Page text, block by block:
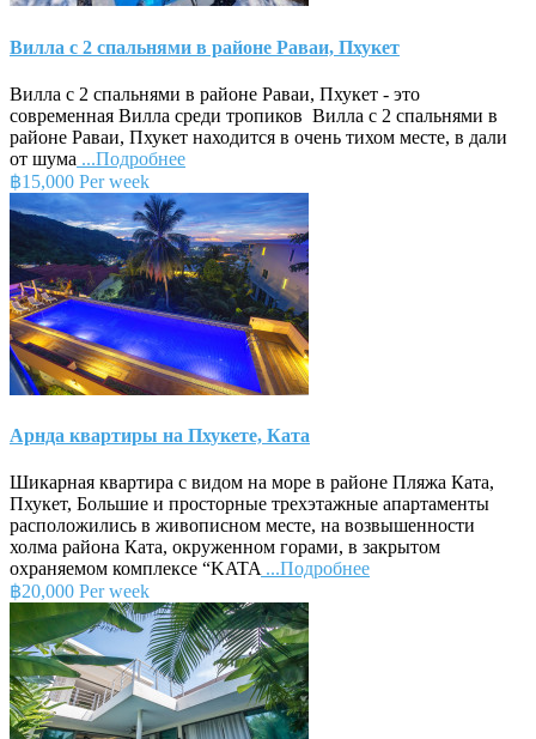
Вилла с 2 спальнями в районе Раваи, Пхукет
Вилла с 2 спальнями в районе Раваи, Пхукет - это
современная Вилла среди тропиков Вилла с 2 спальнями в
районе Раваи, Пхукет находится в очень тихом месте, в дали
от шума ...Подробнее
฿15,000 Per week
Арнда квартиры на Пхукете, Ката
Шикарная квартира с видом на море в районе Пляжа Ката,
Пхукет, Большие и просторные трехэтажные апартаменты
расположились в живописном месте, на возвышенности
холма района Ката, окруженном горами, в закрытом
охраняемом комплексе “KATA...Подробнее
฿20,000 Per week